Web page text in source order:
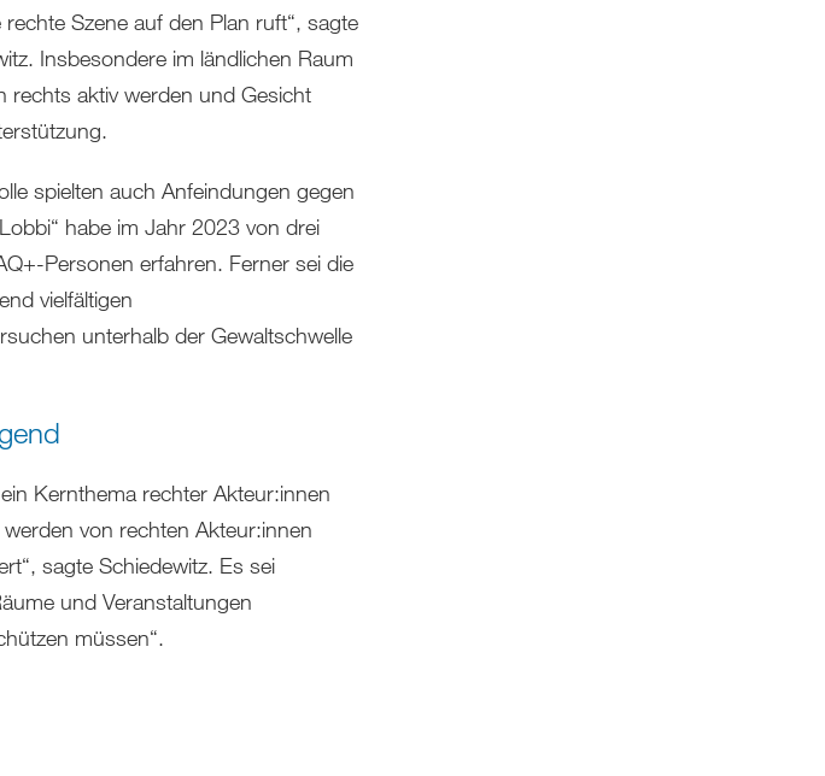
Szene auf den Plan ruft“, sagte
Insbesondere im ländlichen Raum
rechts aktiv werden und Gesicht
spielten auch Anfeindungen gegen
habe im Jahr 2023 von drei
Personen erfahren. Ferner sei die
vielfältigen
unterhalb der Gewaltschwelle
Kernthema rechter Akteur:innen
von rechten Akteur:innen
sagte Schiedewitz. Es sei
und Veranstaltungen
müssen“.